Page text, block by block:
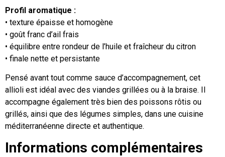
Profil aromatique :
• texture épaisse et homogène
• goût franc d’ail frais
• équilibre entre rondeur de l’huile et fraîcheur du citron
• finale nette et persistante
Pensé avant tout comme sauce d’accompagnement, cet
allioli est idéal avec des viandes grillées ou à la braise. Il
accompagne également très bien des poissons rôtis ou
grillés, ainsi que des légumes simples, dans une cuisine
méditerranéenne directe et authentique.
Informations complémentaires